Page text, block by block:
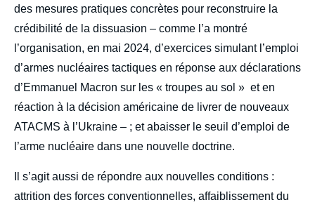
des mesures pratiques concrètes pour reconstruire la
crédibilité de la dissuasion – comme l’a montré
l’organisation, en mai 2024, d’exercices simulant l’emploi
d’armes nucléaires tactiques en réponse aux déclarations
d’Emmanuel Macron sur les « troupes au sol » et en
réaction à la décision américaine de livrer de nouveaux
ATACMS à l’Ukraine – ; et abaisser le seuil d’emploi de
l’arme nucléaire dans une nouvelle doctrine.
Il s’agit aussi de répondre aux nouvelles conditions :
attrition des forces conventionnelles, affaiblissement du